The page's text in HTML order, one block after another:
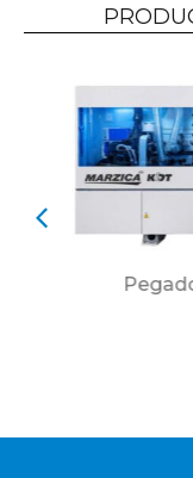
numérico CNC
al toque de un
Ideal para la
frentes de